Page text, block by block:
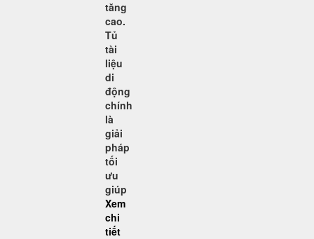
tăng
cao.
Tủ
tài
liệu
di
động
chính
là
giải
pháp
tối
ưu
giúp
Xem
chi
tiết